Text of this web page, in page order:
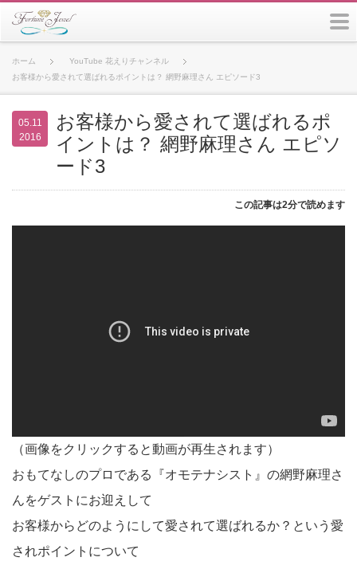
ホーム
YouTube 花えりチャンネル
お客様から愛されて選ばれるポイントは？ 網野麻理さん エピソード3
お客様から愛されて選ばれるポ
イントは？ 網野麻理さん エピソ
ード3
05.11
2016
この記事は2分で読めます
（画像をクリックすると動画が再生されます）
おもてなしのプロである『オモテナシスト』の網野麻理さ
んをゲストにお迎えして
お客様からどのようにして愛されて選ばれるか？という愛
されポイントについて